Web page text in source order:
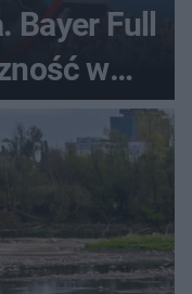
Bayer Full
w